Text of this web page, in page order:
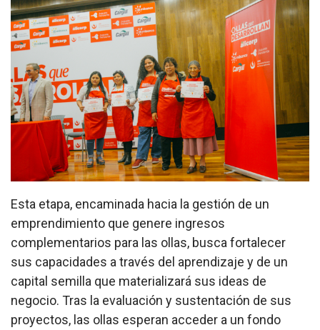
Esta etapa, encaminada hacia la gestión de un
emprendimiento que genere ingresos
complementarios para las ollas, busca fortalecer
sus capacidades a través del aprendizaje y de un
capital semilla que materializará sus ideas de
negocio. Tras la evaluación y sustentación de sus
proyectos, las ollas esperan acceder a un fondo